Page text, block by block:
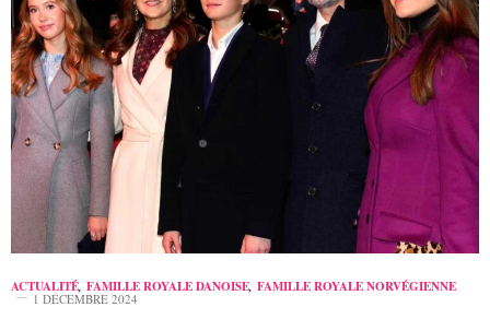
ACTUALITÉ, FAMILLE ROYALE DANOISE, FAMILLE ROYALE NORVÉGIENNE
1 DÉCEMBRE 2024